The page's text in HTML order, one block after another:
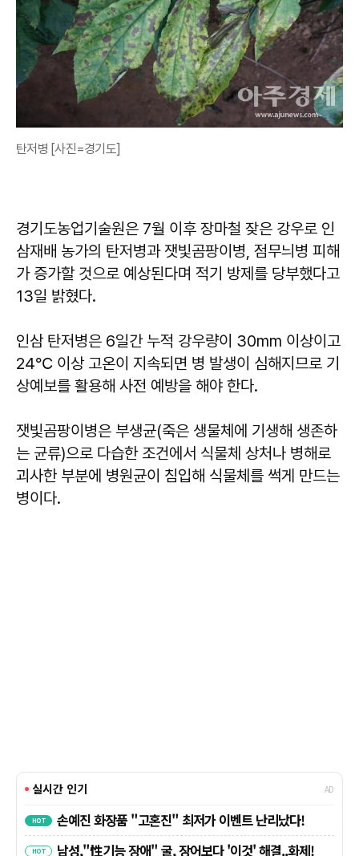
탄저병 [사진=경기도]
경기도농업기술원은 7월 이후 장마철 잦은 강우로 인
삼재배 농가의 탄저병과 잿빛곰팡이병, 점무늬병 피해
가 증가할 것으로 예상된다며 적기 방제를 당부했다고
13일 밝혔다.
인삼 탄저병은 6일간 누적 강우량이 30mm 이상이고
24℃ 이상 고온이 지속되면 병 발생이 심해지므로 기
상예보를 활용해 사전 예방을 해야 한다.
잿빛곰팡이병은 부생균(죽은 생물체에 기생해 생존하
는 균류)으로 다습한 조건에서 식물체 상처나 병해로
괴사한 부분에 병원균이 침입해 식물체를 썩게 만드는
병이다.